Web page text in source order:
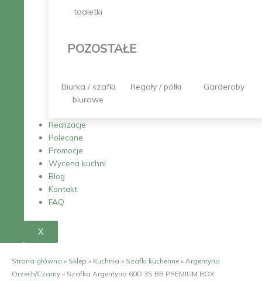
toaletki
POZOSTAŁE
Biurka / szafki
biurowe
Regały / półki Garderoby
Realizacje
Polecane
Promocje
Wycena kuchni
Blog
Kontakt
FAQ
X
Strona główna » Sklep » Kuchnia » Szafki kuchenne » Argentyna
Orzech/Czarny » Szafka Argentyna 60D 3S BB PREMIUM BOX